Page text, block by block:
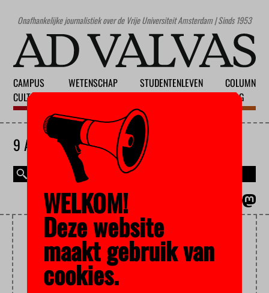
Onafhankelijke journalistiek over de Vrije Universiteit Amsterdam | Sinds 1953
CAMPUS
CULTUUR
WETENSCHAP
STUDENTENLEVEN
COLUMN
BLOG
9 AUGUSTUS 2026
TWISCUSSIE
WELKOM!
Deze website
maakt gebruik van
cookies.